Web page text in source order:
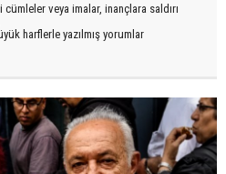
veya imalar, inançlara saldırı
harflerle yazılmış yorumlar